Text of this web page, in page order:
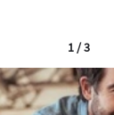
1 / 3